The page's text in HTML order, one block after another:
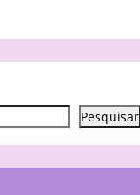
Pesquisar